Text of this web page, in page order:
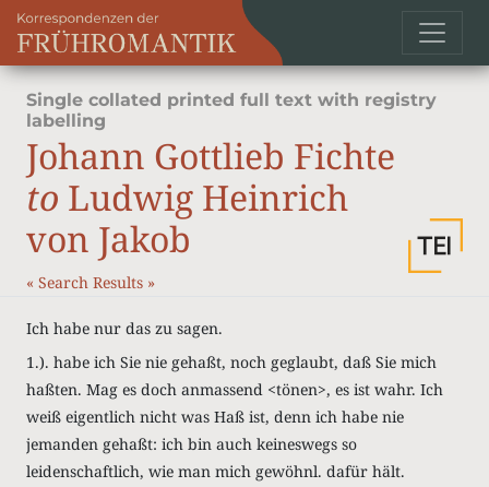
Single collated printed full text with registry
labelling
Johann Gottlieb Fichte
to Ludwig Heinrich
von Jakob
« Search Results »
Ich habe nur das zu sagen.
1.). habe ich Sie nie gehaßt, noch geglaubt, daß Sie mich
haßten. Mag es doch anmassend <tönen>, es ist wahr. Ich
weiß eigentlich nicht was Haß ist, denn ich habe nie
jemanden gehaßt: ich bin auch keineswegs so
leidenschaftlich, wie man mich gewöhnl. dafür hält.